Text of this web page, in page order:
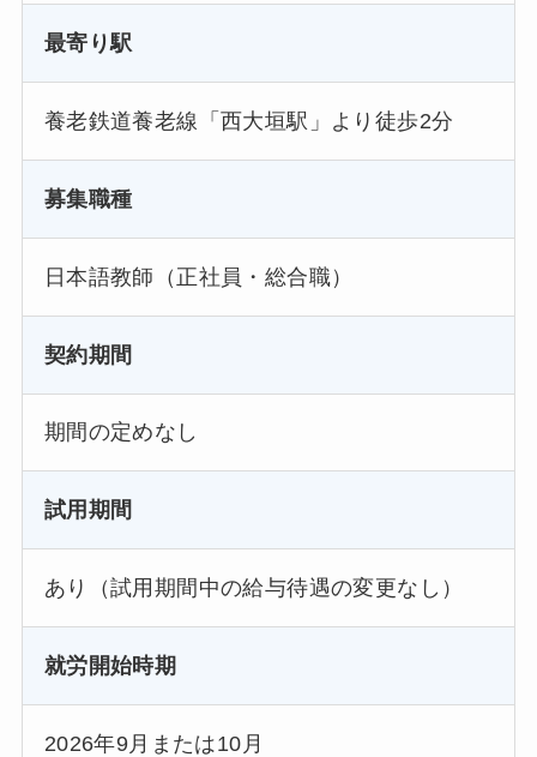
最寄り駅
養老鉄道養老線「西大垣駅」より徒歩2分
募集職種
日本語教師（正社員・総合職）
契約期間
期間の定めなし
試用期間
あり（試用期間中の給与待遇の変更なし）
就労開始時期
2026年9月または10月